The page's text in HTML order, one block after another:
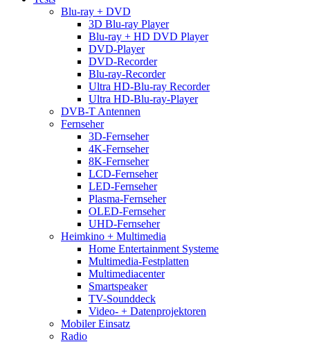
Blu-ray + DVD
3D Blu-ray Player
Blu-ray + HD DVD Player
DVD-Player
DVD-Recorder
Blu-ray-Recorder
Ultra HD-Blu-ray Recorder
Ultra HD-Blu-ray-Player
DVB-T Antennen
Fernseher
3D-Fernseher
4K-Fernseher
8K-Fernseher
LCD-Fernseher
LED-Fernseher
Plasma-Fernseher
OLED-Fernseher
UHD-Fernseher
Heimkino + Multimedia
Home Entertainment Systeme
Multimedia-Festplatten
Multimediacenter
Smartspeaker
TV-Sounddeck
Video- + Datenprojektoren
Mobiler Einsatz
Radio